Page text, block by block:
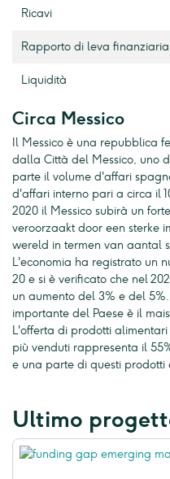
Ricavi
Rapporto di leva finanziaria
Liquidità
Circa Messico
Il Messico è una repubblica
dalla Città del Messico, uno
parte il volume d'affari
d'affari interno pari a circa il
2020 il Messico subirà un
veroorzaakt door een sterke
wereld in termen van aantal
L'economia ha registrato un
20 e si è verificato che nel
un aumento del 3% e del
importante del Paese è il
L'offerta di prodotti
più venduti rappresenta il
e una parte di questi
Ultimo